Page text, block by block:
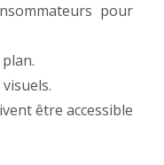
pour
être accessible